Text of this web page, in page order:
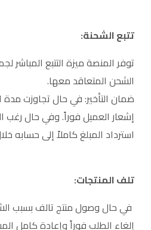
تتبع الشحنة:
توفر المنصة ميزة التتبع المباشر
الشحن المتعاقد معها.
إشعار العميل فوراً. وفي حال رغب
استرداد المبلغ كاملاً إلى حسابه خلال 1 إلى 5 أيام عمل.
تلف المنتجات:
في حال وصول منتج تالف بسبب